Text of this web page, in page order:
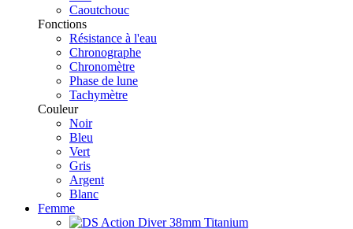
Caoutchouc
Fonctions
Résistance à l'eau
Chronographe
Chronomètre
Phase de lune
Tachymètre
Couleur
Noir
Bleu
Vert
Gris
Argent
Blanc
Femme